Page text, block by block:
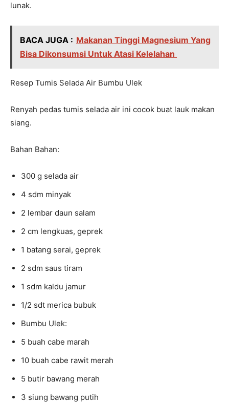
lunak.
BACA JUGA : Makanan Tinggi Magnesium Yang
Bisa Dikonsumsi Untuk Atasi Kelelahan
Resep Tumis Selada Air Bumbu Ulek
Renyah pedas tumis selada air ini cocok buat lauk makan
siang.
Bahan Bahan:
300 g selada air
4 sdm minyak
2 lembar daun salam
2 cm lengkuas, geprek
1 batang serai, geprek
2 sdm saus tiram
1 sdm kaldu jamur
1/2 sdt merica bubuk
Bumbu Ulek:
5 buah cabe marah
10 buah cabe rawit merah
5 butir bawang merah
3 siung bawang putih